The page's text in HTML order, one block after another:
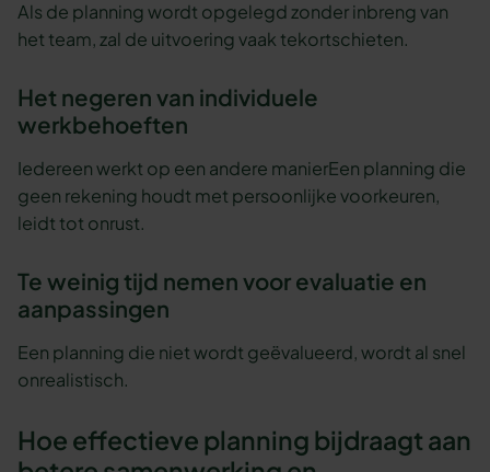
Als de planning wordt opgelegd zonder inbreng van
het team, zal de uitvoering vaak tekortschieten.
Het negeren van individuele
werkbehoeften
Iedereen werkt op een andere manierEen planning die
geen rekening houdt met persoonlijke voorkeuren,
leidt tot onrust.
Te weinig tijd nemen voor evaluatie en
aanpassingen
Een planning die niet wordt geëvalueerd, wordt al snel
onrealistisch.
Hoe effectieve planning bijdraagt aan